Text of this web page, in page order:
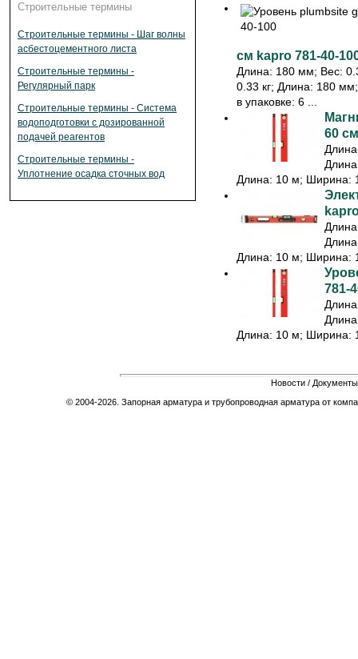
Строительные термины
Строительные термины - Шаг волны
асбестоцементного листа
Строительные термины -
Регулярный парк
Строительные термины - Система
водоподготовки с дозированной
подачей реагентов
Строительные термины -
Уплотнение осадка сточных вод
см kapro 781-40-
Длина: 180 мм; Вес:
0.33 кг; Длина: 180
в упаковке: 6 ...
60
Длина: 10 м; Ширина:
Длина: 10 м; Ширина:
781-
Длина: 10 м; Ширина:
Новости / Документы
© 2004-2026. Запорная арматура и трубопроводная арматура от